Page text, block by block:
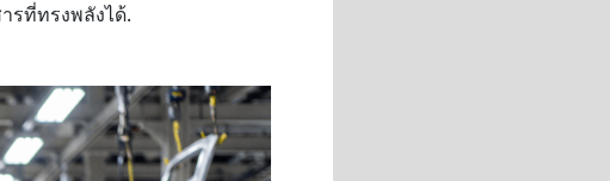
รที่ทรงพลังได้.